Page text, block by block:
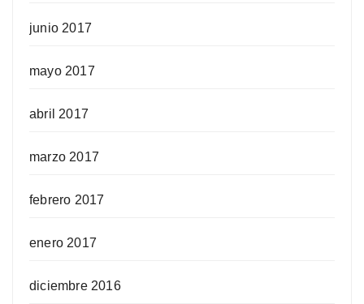
junio 2017
mayo 2017
abril 2017
marzo 2017
febrero 2017
enero 2017
diciembre 2016